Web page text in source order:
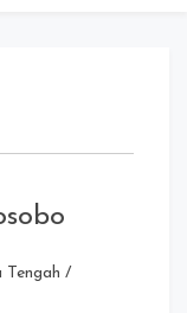
Tengah /